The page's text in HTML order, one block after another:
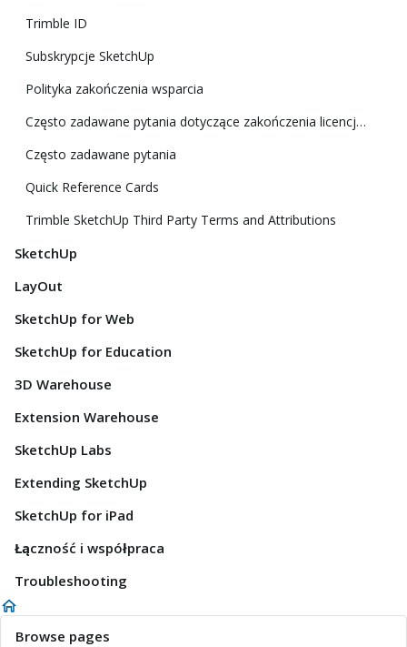
Trimble ID
Subskrypcje SketchUp
Polityka zakończenia wsparcia
Często zadawane pytania dotyczące zakończenia licencji klasycznej
Często zadawane pytania
Quick Reference Cards
Trimble SketchUp Third Party Terms and Attributions
SketchUp
LayOut
SketchUp for Web
SketchUp for Education
3D Warehouse
Extension Warehouse
SketchUp Labs
Extending SketchUp
SketchUp for iPad
Łączność i współpraca
Troubleshooting
Browse pages